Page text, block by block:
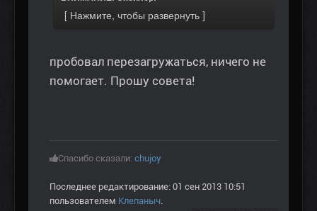
пробовал перезагружаться, ничего не
помогает. Прошу совета!
Спасибо сказали: chujoy
Последнее редактирование: 01 сен 2013 10:51
пользователем Клепаныч